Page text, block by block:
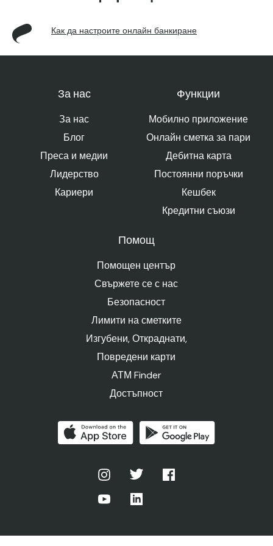
Как да настроите онлайн банкиране
За нас
За нас
Блог
Преса и медии
Лидерство
Кариери
Функции
Мобилно приложение
Онлайн сметка за пари
Дебитна карта
Постоянни поръчки
Кешбек
Кредитни съюзи
Помощ
Помощен център
Свържете се с нас
Безопасност
Лимити на сметките
Изгубени, Откраднати,
Повредени карти
АТМ Finder
Достъпност